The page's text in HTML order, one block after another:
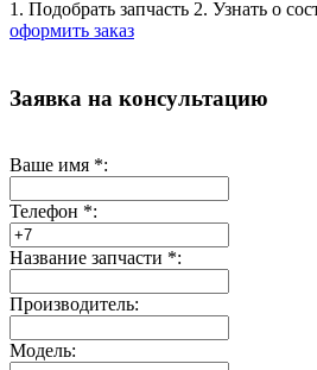
1. Подобрать запчасть 2. Узнать о
оформить заказ
Заявка на консультацию
Ваше имя *:
Телефон *:
Название запчасти *:
Производитель:
Модель: